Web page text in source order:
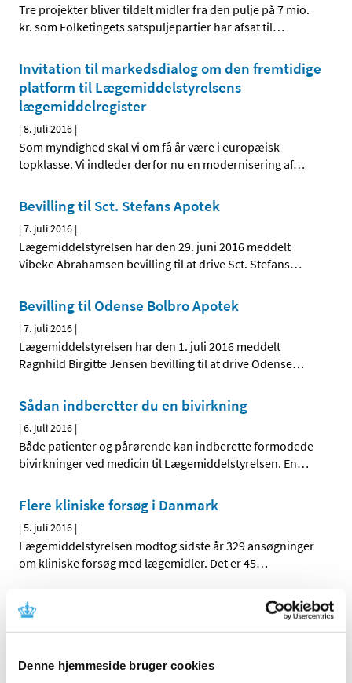
Denne hjemmeside bruger cookies
Tre projekter bliver tildelt midler fra den pulje på 7 mio.
kr. som Folketingets satspuljepartier har afsat til…
Invitation til markedsdialog om den fremtidige
platform til Lægemiddelstyrelsens
lægemiddelregister
|8. juli 2016 |
Som myndighed skal vi om få år være i europæisk
topklasse. Vi indleder derfor nu en modernisering af…
Bevilling til Sct. Stefans Apotek
|7. juli 2016 |
Lægemiddelstyrelsen har den 29. juni 2016 meddelt
Vibeke Abrahamsen bevilling til at drive Sct. Stefans…
Bevilling til Odense Bolbro Apotek
|7. juli 2016 |
Lægemiddelstyrelsen har den 1. juli 2016 meddelt
Ragnhild Birgitte Jensen bevilling til at drive Odense…
Sådan indberetter du en bivirkning
|6. juli 2016 |
Både patienter og pårørende kan indberette formodede
bivirkninger ved medicin til Lægemiddelstyrelsen. En…
Flere kliniske forsøg i Danmark
|5. juli 2016 |
Lægemiddelstyrelsen modtog sidste år 329 ansøgninger
om kliniske forsøg med lægemidler. Det er 45…
Høring over forslag til tilskudsstatus for
medicin mod neuropatiske smerter
Medicintilskudsnævnet er i gang med at revurdere